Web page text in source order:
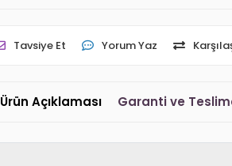
Tavsiye Et Yorum Yaz
Ürün Açıklaması Garanti ve